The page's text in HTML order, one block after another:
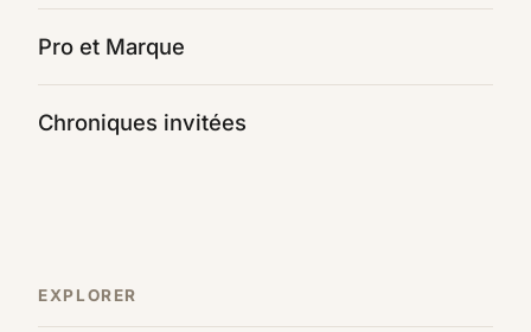
Pro et Marque
Chroniques invitées
EXPLORER